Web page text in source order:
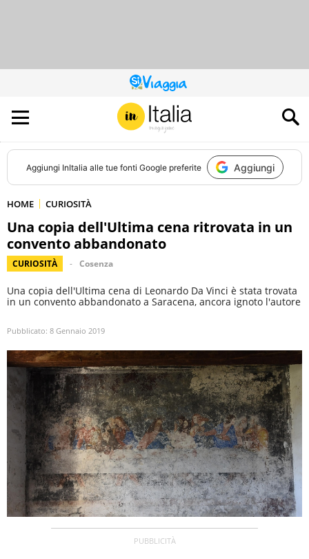
QUESTO
SITO
CONTRIBUISCE
ALL’AUDIENCE
DI
Aggiungi InItalia alle tue fonti Google preferite Aggiungi
HOME CURIOSITÀ
Una copia dell'Ultima cena ritrovata in un
convento abbandonato
CURIOSITÀ Cosenza
Una copia dell'Ultima cena di Leonardo Da Vinci è stata trovata
in un convento abbandonato a Saracena, ancora ignoto l'autore
Pubblicato: 8 Gennaio 2019